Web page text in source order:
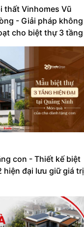
thất Vinhomes Vũ
- Giải pháp không
cho biệt thự 3 tầng
con - Thiết kế biệt
hiện đại lưu giữ giá trị